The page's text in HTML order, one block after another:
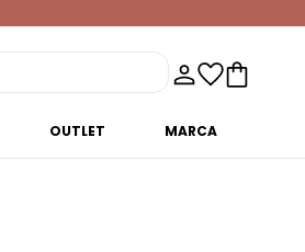
OUTLET MARCA